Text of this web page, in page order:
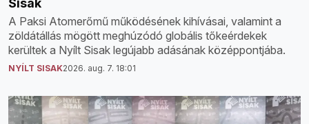
Sisak
A Paksi Atomerőmű működésének kihívásai, valamint a
zöldátállás mögött meghúzódó globális tőkeérdekek
kerültek a Nyílt Sisak legújabb adásának középpontjába.
NYÍLT SISAK2026. aug. 7. 18:01